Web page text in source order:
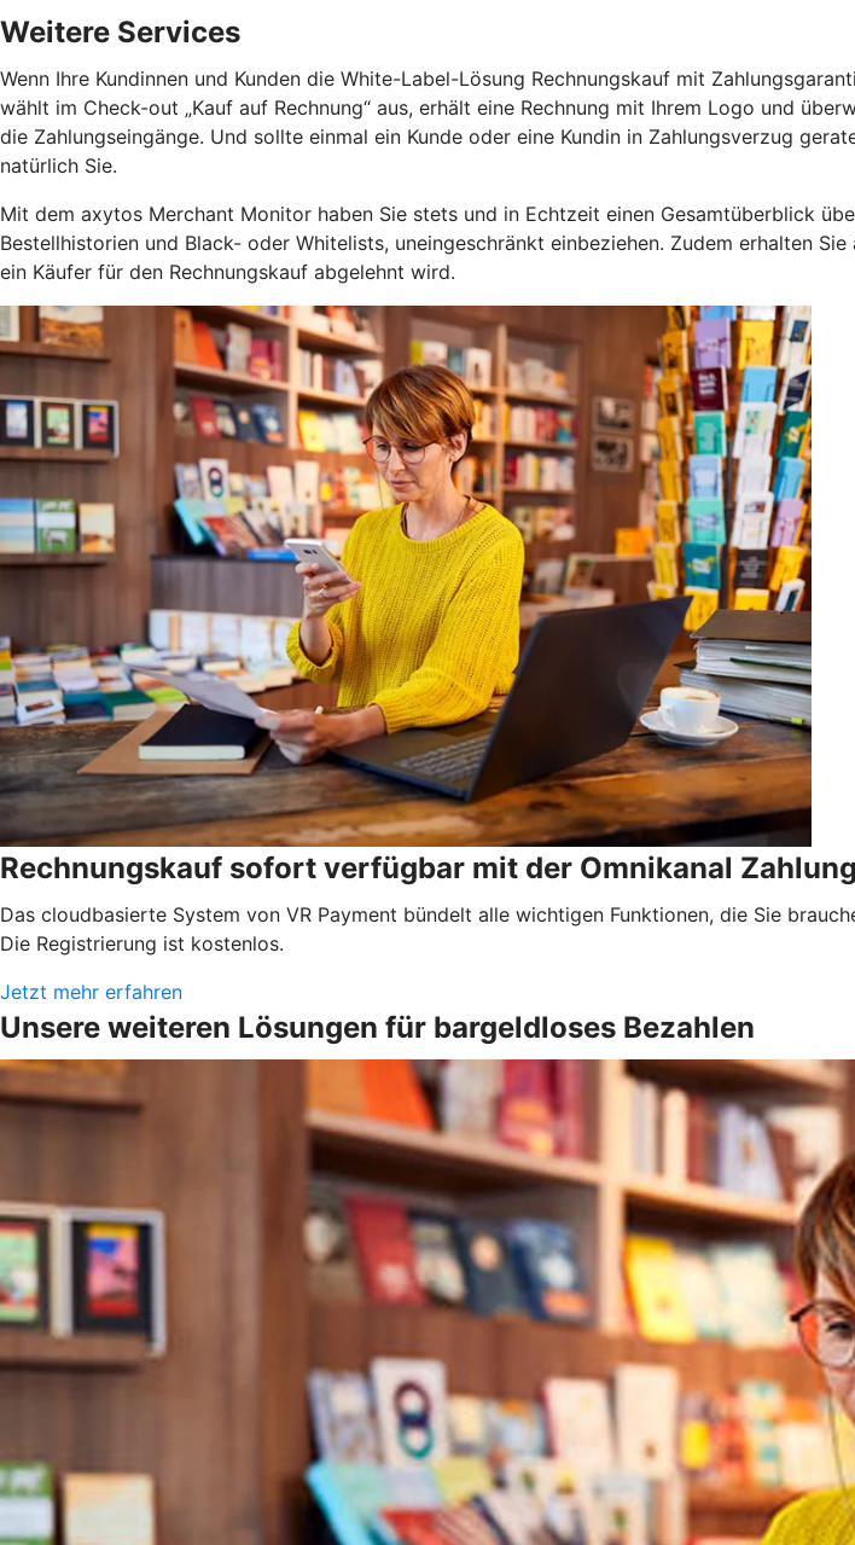
Weitere Services
Wenn Ihre Kundinnen und Kunden die White-Label-Lösung Rechnungskauf mit
wählt im Check-out „Kauf auf Rechnung“ aus, erhält eine Rechnung mit Ihrem Logo und
die Zahlungseingänge. Und sollte einmal ein Kunde oder eine Kundin in Zahlungsverzug
natürlich Sie.
Mit dem axytos Merchant Monitor haben Sie stets und in Echtzeit einen Gesamtüberblick
Bestellhistorien und Black- oder Whitelists, uneingeschränkt einbeziehen. Zudem erhalten
ein Käufer für den Rechnungskauf abgelehnt wird.
Rechnungskauf sofort verfügbar mit der Omnikanal
Das cloudbasierte System von VR Payment bündelt alle wichtigen Funktionen, die Sie
Die Registrierung ist kostenlos.
Jetzt mehr erfahren
Unsere weiteren Lösungen für bargeldloses Bezahlen